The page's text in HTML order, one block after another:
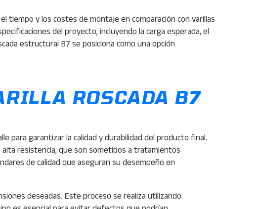
tiempo y los costes de montaje en comparación con varillas
del proyecto, incluyendo la carga esperada, el
estructural B7 se posiciona como una opción
ROSCADA B7
para garantizar la calidad y durabilidad del producto final.
alta resistencia, que son sometidos a tratamientos
de calidad que aseguran su desempeño en
deseadas. Este proceso se realiza utilizando